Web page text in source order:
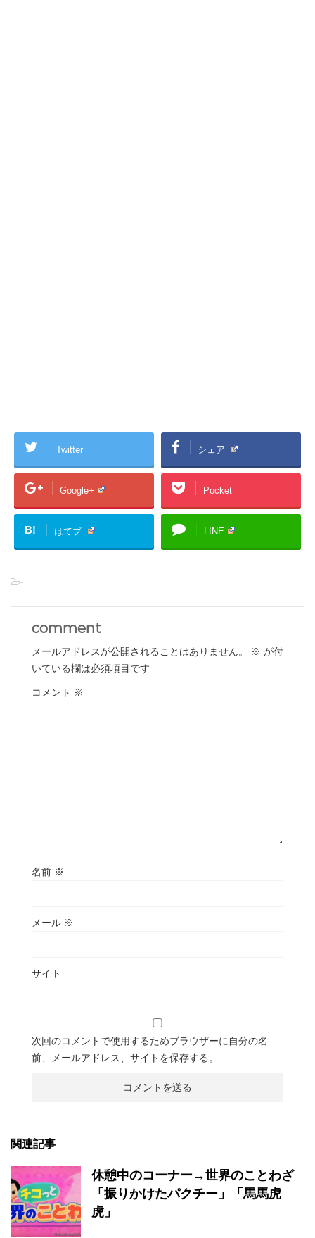
Twitter シェア
Google+ Pocket
B! はてブ LINE
-
comment
メールアドレスが公開されることはありません。 ※ が付
いている欄は必須項目です
コメント ※
名前 ※
メール ※
サイト
次回のコメントで使用するためブラウザーに自分の名
前、メールアドレス、サイトを保存する。
関連記事
休憩中のコーナー→世界のことわざ
「振りかけたパクチー」「馬馬虎
虎」